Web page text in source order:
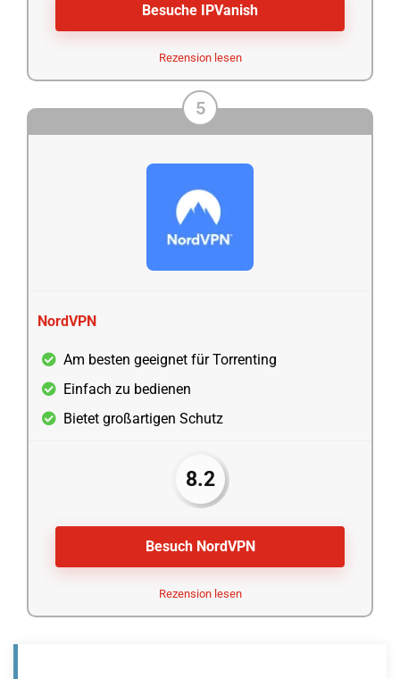
Besuche IPVanish
Rezension lesen
5
NordVPN
Am besten geeignet für Torrenting
Einfach zu bedienen
Bietet großartigen Schutz
8.2
Besuch NordVPN
Rezension lesen